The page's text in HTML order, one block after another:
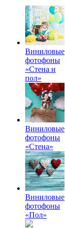
Виниловые
фотофоны
«Стена и
пол»
Виниловые
фотофоны
«Стена»
Виниловые
фотофоны
«Пол»